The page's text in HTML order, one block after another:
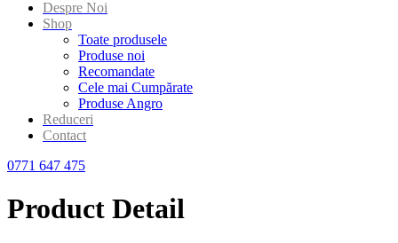
Despre Noi
Shop
Toate produsele
Produse noi
Recomandate
Cele mai Cumpărate
Produse Angro
Reduceri
Contact
0771 647 475
Product Detail